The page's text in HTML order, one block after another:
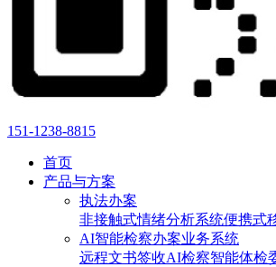
151-1238-8815
首页
产品与方案
执法办案
非接触式情绪分析系统便携式
AI智能检察办案业务系统
远程文书签收AI检察智能体检